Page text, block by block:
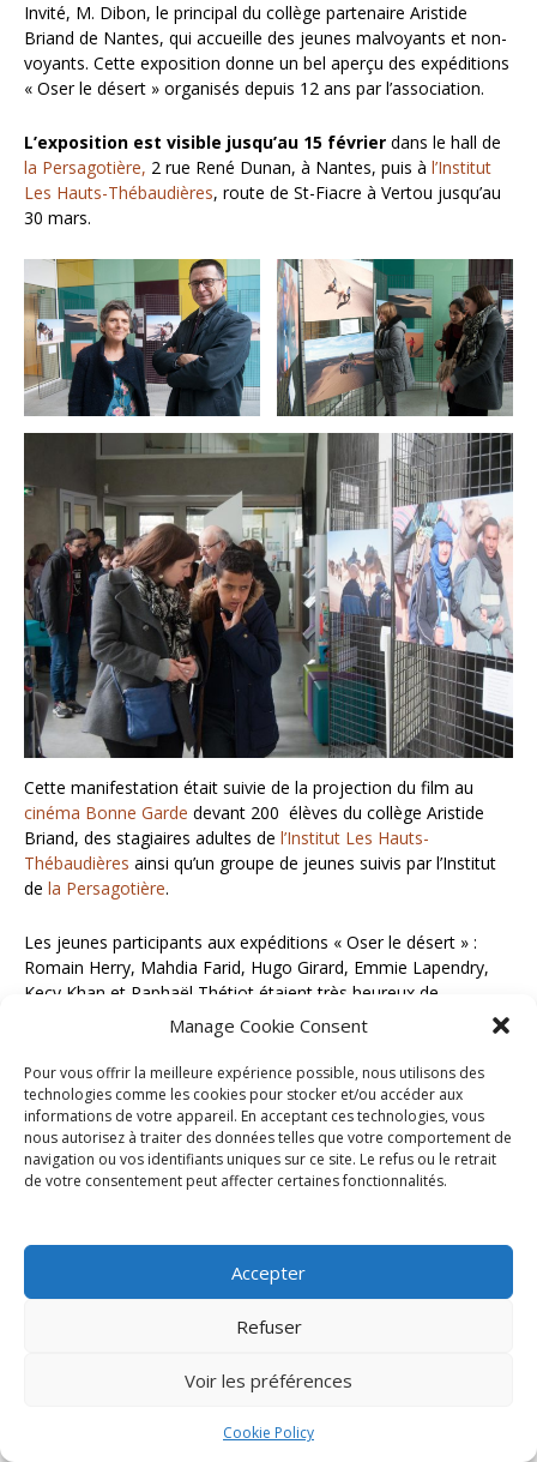
Manage Cookie Consent
Pour vous offrir la meilleure expérience possible, nous utilisons des
technologies comme les cookies pour stocker et/ou accéder aux
informations de votre appareil. En acceptant ces technologies, vous
nous autorisez à traiter des données telles que votre comportement de
navigation ou vos identifiants uniques sur ce site. Le refus ou le retrait
de votre consentement peut affecter certaines fonctionnalités.
Accepter
Refuser
Voir les préférences
Cookie Policy
Invité, M. Dibon, le principal du collège partenaire Aristide
Briand de Nantes, qui accueille des jeunes malvoyants et non-
voyants. Cette exposition donne un bel aperçu des expéditions
« Oser le désert » organisés depuis 12 ans par l’association.
L’exposition est visible jusqu’au 15 février dans le hall de
la Persagotière, 2 rue René Dunan, à Nantes, puis à l’Institut
Les Hauts-Thébaudières, route de St-Fiacre à Vertou jusqu’au
30 mars.
Cette manifestation était suivie de la projection du film au
cinéma Bonne Garde devant 200 élèves du collège Aristide
Briand, des stagiaires adultes de l’Institut Les Hauts-
Thébaudières ainsi qu’un groupe de jeunes suivis par l’Institut
de la Persagotière.
Les jeunes participants aux expéditions « Oser le désert » :
Romain Herry, Mahdia Farid, Hugo Girard, Emmie Lapendry,
Kecy Khan et Raphaël Thétiot étaient très heureux de
répondre aux nombreuses questions de leurs camarades.